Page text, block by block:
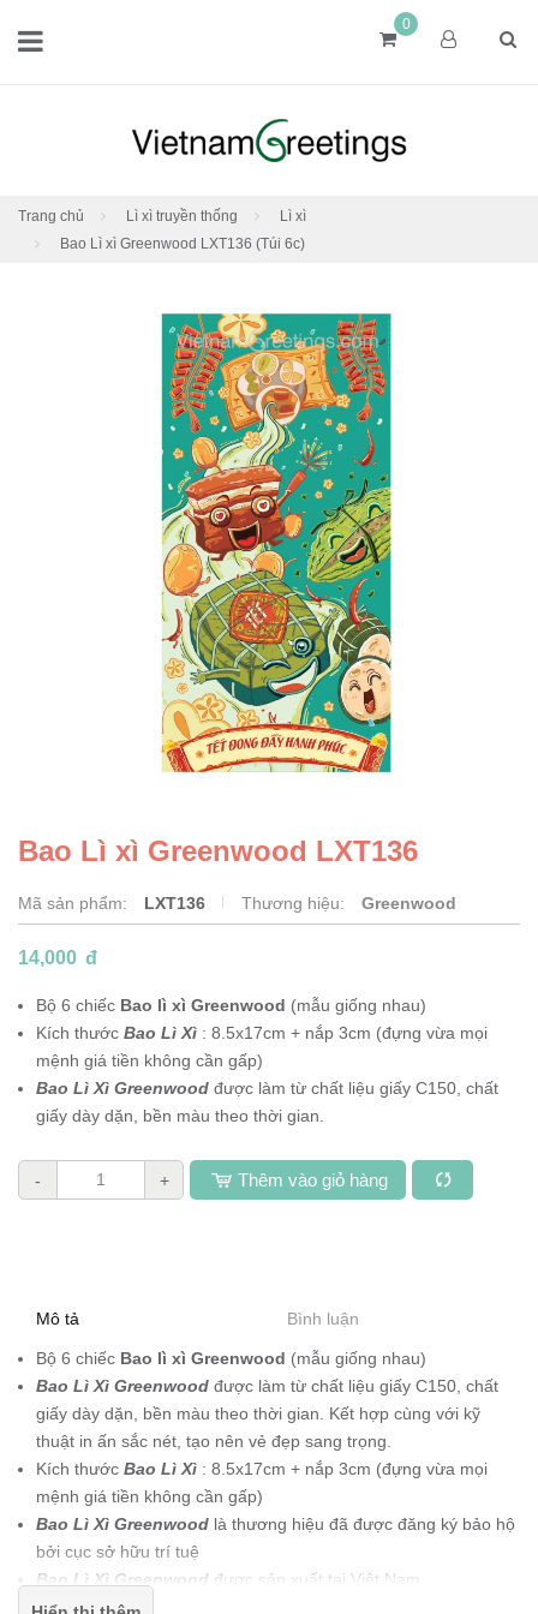
0
Trang chủ Lì xì truyền thống
Lì xì
Bao Lì xì Greenwood LXT136 (Túi 6c)
Bao Lì xì Greenwood LXT136
Mã sản phẩm: LXT136 Thương hiệu: Greenwood
14,000 đ
Bộ 6 chiếc Bao lì xì Greenwood (mẫu giống nhau)
Kích thước Bao Lì Xì : 8.5x17cm + nắp 3cm (đựng vừa mọi
mệnh giá tiền không cần gấp)
Bao Lì Xì Greenwood được làm từ chất liệu giấy C150, chất
giấy dày dặn, bền màu theo thời gian.
- + Thêm vào giỏ hàng
Mô tả Bình luận
Bộ 6 chiếc Bao lì xì Greenwood (mẫu giống nhau)
Bao Lì Xì Greenwood được làm từ chất liệu giấy C150, chất
giấy dày dặn, bền màu theo thời gian. Kết hợp cùng với kỹ
thuật in ấn sắc nét, tạo nên vẻ đẹp sang trọng.
Kích thước Bao Lì Xì : 8.5x17cm + nắp 3cm (đựng vừa mọi
mệnh giá tiền không cần gấp)
Bao Lì Xì Greenwood là thương hiệu đã được đăng ký bảo hộ
bởi cục sở hữu trí tuệ
Bao Lì Xì Greenwood được sản xuất tại Việt Nam
Bao Lì Xì Greenwood